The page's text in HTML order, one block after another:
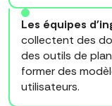
Les équipes
collectent des
des outils de
former des
utilisateurs.